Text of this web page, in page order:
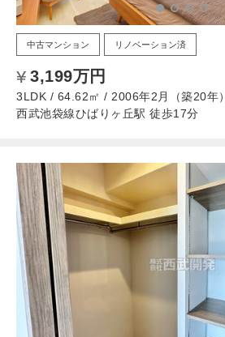
中古マンション リノベーション済
3,199万円
3LDK / 64.62㎡ / 2006年2月（築20年）
西武池袋線ひばりヶ丘駅 徒歩17分